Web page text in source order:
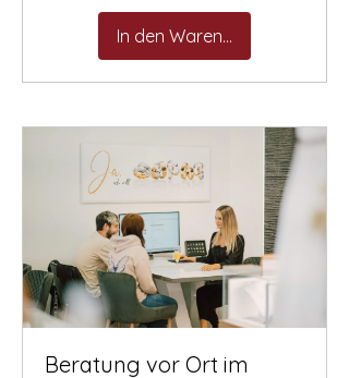
In den Warenkorb
Beratung vor Ort im